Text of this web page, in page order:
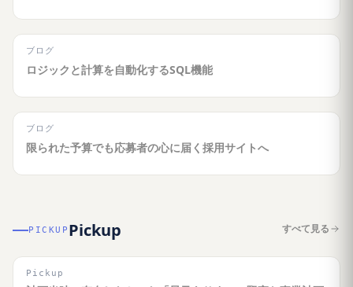
ブログ
ロジックと計算を自動化するSQL機能
ブログ
限られた予算でも応募者の心に届く採用サイトへ
PICKUP Pickup すべて見る
Pickup